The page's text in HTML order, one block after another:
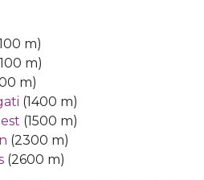
m)
m)
m)
(1400 m)
(1500 m)
(2300 m)
(2600 m)